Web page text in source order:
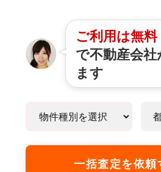
ご利用は無料
で不動産会
ます
一括査定を依頼